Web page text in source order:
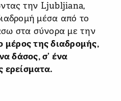
την Ljubljiana,
μέσα από το
στα σύνορα με την
μέρος της διαδρομής,
δάσος, σ’ ένα
ερείσματα.